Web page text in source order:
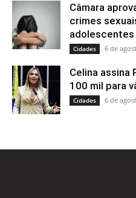
Câmara
crimes
adolescentes
Cidades 6 de
Celina assina
100 mil para
Cidades 6 de